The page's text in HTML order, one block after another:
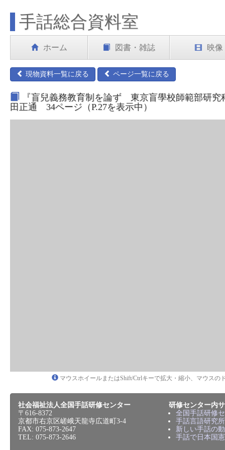
手話総合資料室
ホーム 図書・雑誌 映像
現物資料一覧に戻る ページ一覧に戻る
『盲兒義務教育制を論ず 東京盲學校師範部研
田正通 34ページ（P.27を表示中）
マウスホイールまたはShift/Ctrlキーで拡大・縮小、マウスの
社会福祉法人全国手話研修センター
〒616-8372
京都市右京区嵯峨天龍寺広道町3-4
FAX: 075-873-2647
TEL: 075-873-2646
研修センター内
全国手話研修
手話言語研究所
新しい手話の
手話で日本国